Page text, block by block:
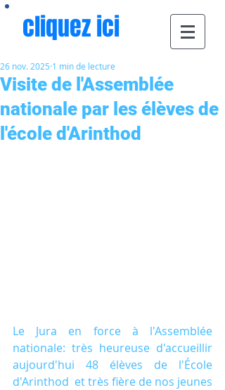
cliquez ici
Visite de l'Assemblée
nationale par les élèves de
l'école d'Arinthod
26 nov. 2025 1 min de lecture
Le Jura en force à l'Assemblée
nationale: très heureuse d'accueillir
aujourd'hui 48 élèves de l'École
d'Arinthod  et très fière de nos jeunes